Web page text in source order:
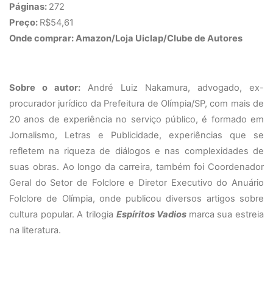
Páginas: 272
Preço: R$54,61
Onde comprar: Amazon/Loja Uiclap/Clube de Autores
Sobre o autor: André Luiz Nakamura, advogado, ex-
procurador jurídico da Prefeitura de Olímpia/SP, com mais de
20 anos de experiência no serviço público, é formado em
Jornalismo, Letras e Publicidade, experiências que se
refletem na riqueza de diálogos e nas complexidades de
suas obras. Ao longo da carreira, também foi Coordenador
Geral do Setor de Folclore e Diretor Executivo do Anuário
Folclore de Olímpia, onde publicou diversos artigos sobre
cultura popular. A trilogia Espíritos Vadios marca sua estreia
na literatura.